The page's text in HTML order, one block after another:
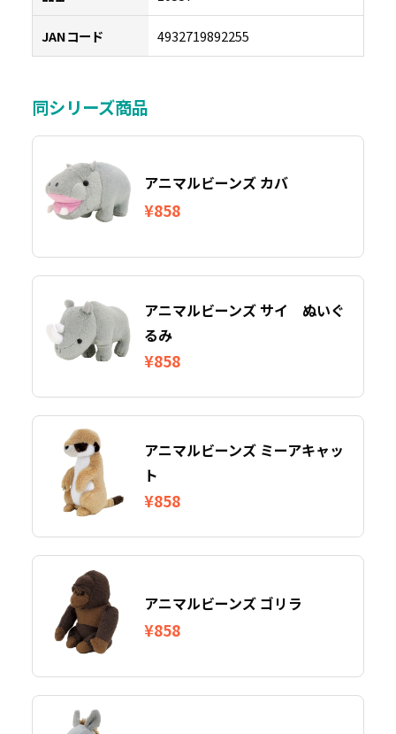
JANコード 4932719892255
同シリーズ商品
アニマルビーンズ カバ
¥858
アニマルビーンズ サイ ぬいぐ
るみ
¥858
アニマルビーンズ ミーアキャッ
ト
¥858
アニマルビーンズ ゴリラ
¥858